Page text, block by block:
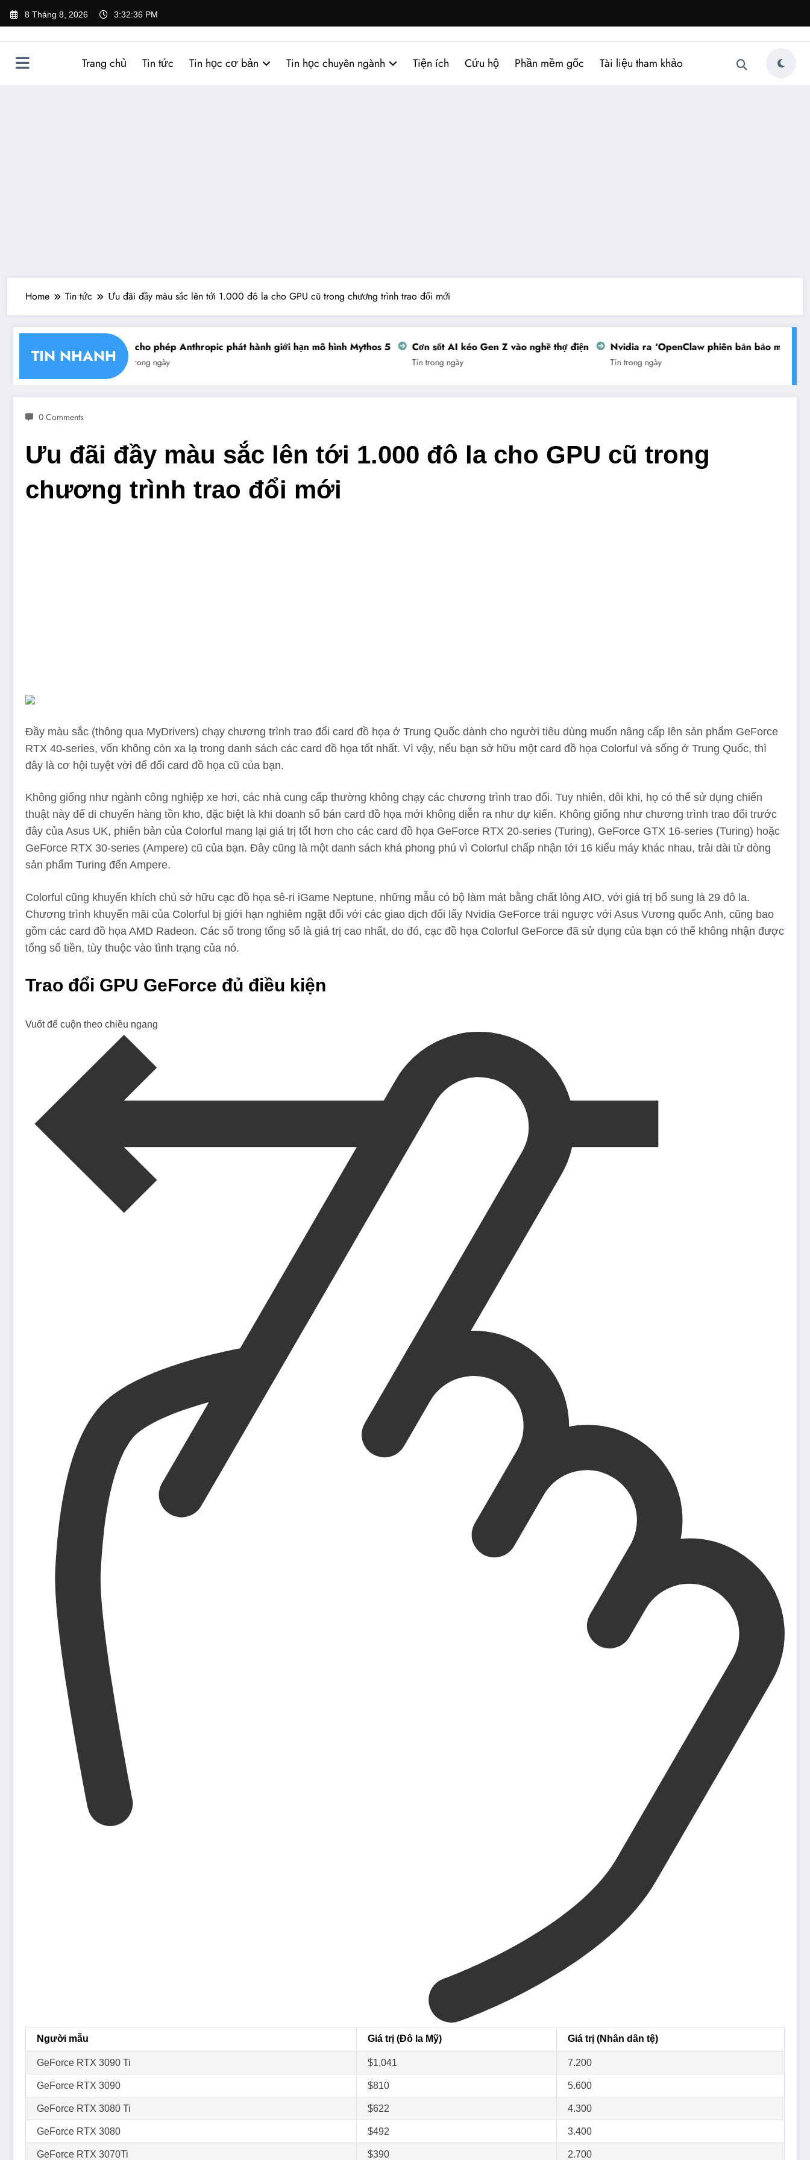
8 Tháng 8, 2026 3:32:37 PM
Trang chủ Tin tức Tin học cơ bản Tin học chuyên ngành Tiện ích Cứu hộ Phần mềm gốc Tài liệu tham khảo
Home Tin tức Ưu đãi đầy màu sắc lên tới 1.000 đô la cho GPU cũ trong chương trình trao đổi mới
TIN NHANH
chéo chữ ký số Mỹ cho phép Anthropic phát hành giới hạn mô hình Mythos 5
Tin trong ngày
Cơn sốt AI kéo Gen Z vào nghề thợ điện
Tin trong ngày
Nvidia ra ‘OpenClaw phiên bản bảo mật’
Tin trong ngày
0 Comments
Ưu đãi đầy màu sắc lên tới 1.000 đô la cho GPU cũ trong
chương trình trao đổi mới
Đầy màu sắc (thông qua MyDrivers(mở trong tab mới)
) chạy chương trình trao đổi card đồ họa ở Trung Quốc dành cho người tiêu dùng muốn nâng cấp lên sản phẩm GeForce
RTX 40-series, vốn không còn xa lạ trong danh sách các card đồ họa tốt nhất. Vì vậy, nếu bạn sở hữu một card đồ họa Colorful và sống ở Trung Quốc, thì
đây là cơ hội tuyệt vời để đổi card đồ họa cũ của bạn.
Không giống như ngành công nghiệp xe hơi, các nhà cung cấp thường không chạy các chương trình trao đổi. Tuy nhiên, đôi khi, họ có thể sử dụng chiến
thuật này để di chuyển hàng tồn kho, đặc biệt là khi doanh số bán card đồ họa mới không diễn ra như dự kiến. Không giống như chương trình trao đổi trước
đây của Asus UK, phiên bản của Colorful mang lại giá trị tốt hơn cho các card đồ họa GeForce RTX 20-series (Turing), GeForce GTX 16-series (Turing) hoặc
GeForce RTX 30-series (Ampere) cũ của bạn. Đây cũng là một danh sách khá phong phú vì Colorful chấp nhận tới 16 kiểu máy khác nhau, trải dài từ dòng
sản phẩm Turing đến Ampere.
Colorful cũng khuyến khích chủ sở hữu cạc đồ họa sê-ri iGame Neptune, những mẫu có bộ làm mát bằng chất lỏng AIO, với giá trị bổ sung là 29 đô la.
Chương trình khuyến mãi của Colorful bị giới hạn nghiêm ngặt đối với các giao dịch đổi lấy Nvidia GeForce trái ngược với Asus Vương quốc Anh, cũng bao
gồm các card đồ họa AMD Radeon. Các số trong tổng số là giá trị cao nhất, do đó, cạc đồ họa Colorful GeForce đã sử dụng của bạn có thể không nhận được
tổng số tiền, tùy thuộc vào tình trạng của nó.
Trao đổi GPU GeForce đủ điều kiện
Vuốt để cuộn theo chiều ngang
Người mẫu Giá trị (Đô la Mỹ) Giá trị (Nhân dân tệ)
GeForce RTX 3090 Ti $1,041 7.200
GeForce RTX 3090 $810 5.600
GeForce RTX 3080 Ti $622 4.300
GeForce RTX 3080 $492 3.400
GeForce RTX 3070Ti $390 2.700